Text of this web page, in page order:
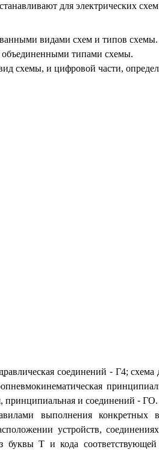
для электрических
видами схем и типов схемы.
типами схемы.
схемы, и цифровой части,
соединений -Г4; схема
принципиальная и соединений -ГО.
выполнения конкретных
устройств,
Т и кода